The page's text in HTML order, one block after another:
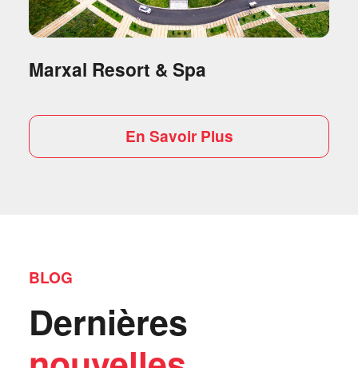
Marxal Resort & Spa
En Savoir Plus
BLOG
Dernières